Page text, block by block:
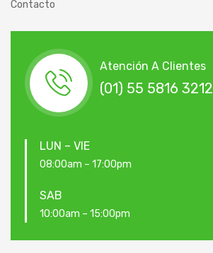
Contacto
Atención A Clientes
(01) 55 5816 3212
LUN – VIE
08:00am – 17:00pm
SAB
10:00am – 15:00pm